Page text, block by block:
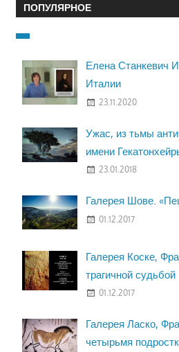
ПОПУЛЯРНОЕ
Елена Станкевич
Италии
23.11.2020
Ужас, из тьмы
имени
23.01.2018
Галерея Шове.
01.12.2017
Галерея Коске,
трагичной судьбой
01.12.2017
Галерея Ласко,
четырьмя